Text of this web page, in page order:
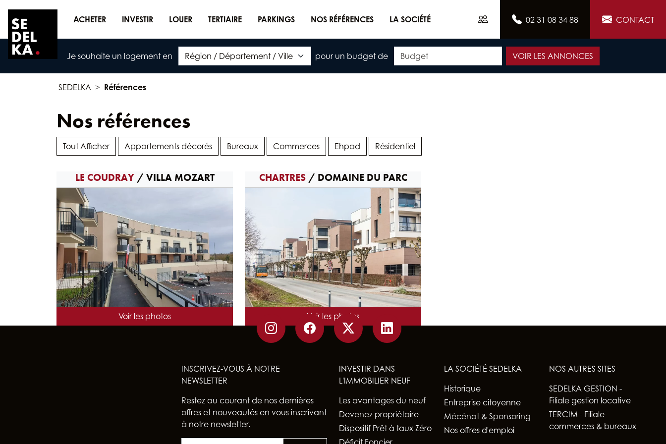
ACHETER INVESTIR LOUER TERTIAIRE PARKINGS NOS RÉFÉRENCES LA SOCIÉTÉ 02 31 08 34 88 CONTACT
Je souhaite un logement en pour un budget de VOIR LES ANNONCES
SEDELKA Références
Nos références
Tout Afficher Appartements décorés Bureaux Commerces Ehpad Résidentiel
LE COUDRAY / VILLA MOZART
NB DE LOGEMENTS : 56
ARCHITECTE : SYLVAIN MERSIER BEAUVAL
LIVRAISON : 2019Voir les photos
CHARTRES / DOMAINE DU PARC
NB DE LOGEMENTS : 116
ARCHITECTE : IN-FINE ARCHITECTES
LIVRAISON : 2018Voir les photos
INSCRIVEZ-VOUS À NOTRE
NEWSLETTER
Restez au courant de nos dernières
offres et nouveautés en vous inscrivant
à notre newsletter.
INVESTIR DANS
L'IMMOBILIER NEUF
Les avantages du neuf
Devenez propriétaire
Dispositif Prêt à taux Zéro
Déficit Foncier
LA SOCIÉTÉ SEDELKA
Historique
Entreprise citoyenne
Mécénat & Sponsoring
Nos offres d'emploi
NOS AUTRES SITES
SEDELKA GESTION -
Filiale gestion locative
TERCIM - Filiale
commerces & bureaux